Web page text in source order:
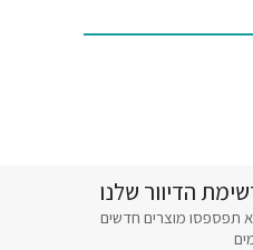
הדיוור שלנו
תפספסו מוצרים חדשים